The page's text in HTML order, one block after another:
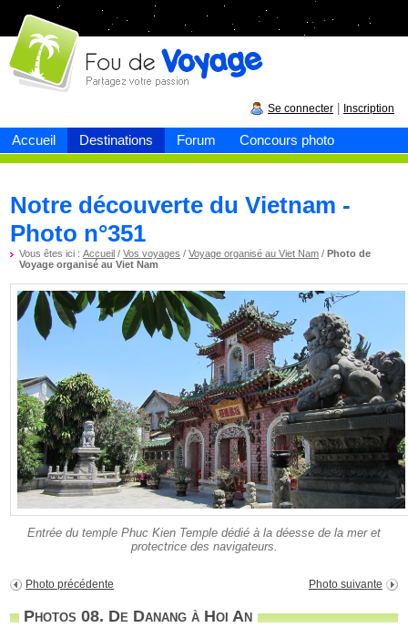
Accueil Destinations Forum Concours photo
Fou devoyage
Se connecter Inscription
Notre découverte du Vietnam -
Photo n°351
Vous êtes ici :Accueil /Vos voyages /Voyage organisé au Viet Nam /Photo de
Voyage organisé au Viet Nam
Entrée du temple Phuc Kien Temple dédié à la déesse de la mer et
protectrice des navigateurs.
Photo précédente Photo suivante
Photos 08. De Danang à Hoi An